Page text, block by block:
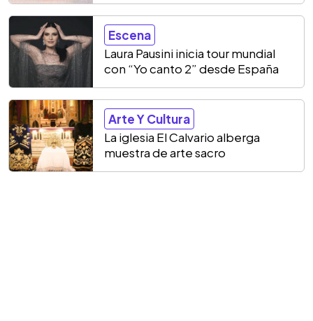
Escena
Laura Pausini inicia tour mundial
con “Yo canto 2” desde España
Arte Y Cultura
La iglesia El Calvario alberga
muestra de arte sacro